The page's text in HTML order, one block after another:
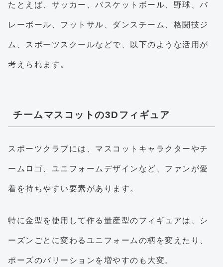
たとえば、サッカー、バスケットボール、野球、バ
レーボール、フットサル、ダンスチーム、格闘技ジ
ム、スポーツスクールなどで、以下のような活用が
考えられます。
チームマスコットの3Dフィギュア
スポーツクラブには、マスコットキャラクターやチ
ームロゴ、ユニフォームデザインなど、ファンが愛
着を持ちやすい要素があります。
特に金型を使用して作る量産型のフィギュアは、シ
ーズンごとに変わるユニフォームの柄を変えたり、
ポーズのバリーションを増やすのも大変。